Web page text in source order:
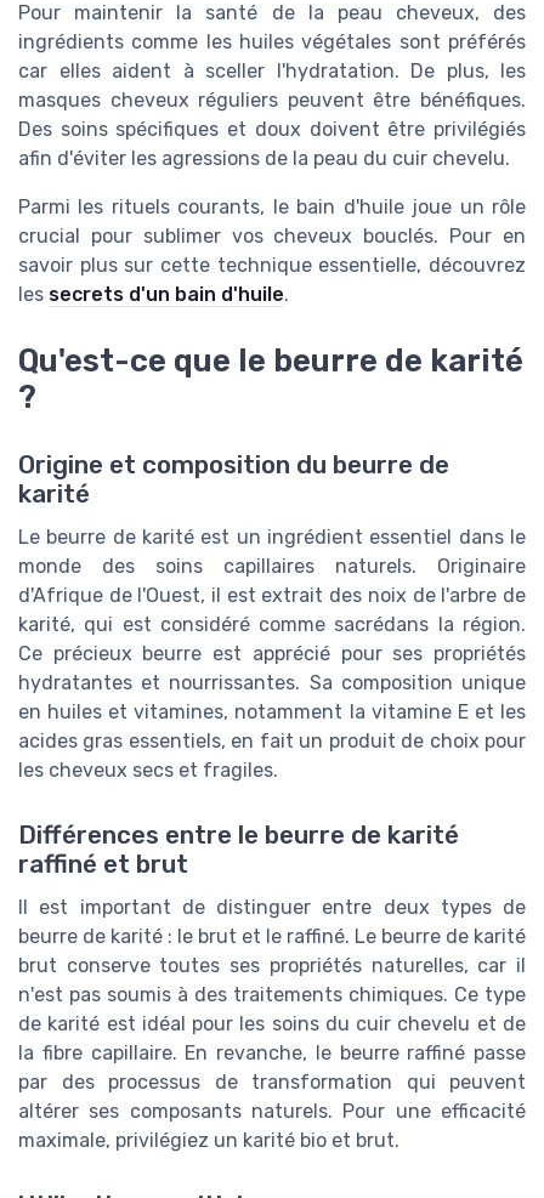
Pour maintenir la santé de la peau cheveux, des
ingrédients comme les huiles végétales sont préférés
car elles aident à sceller l'hydratation. De plus, les
masques cheveux réguliers peuvent être bénéfiques.
Des soins spécifiques et doux doivent être privilégiés
afin d'éviter les agressions de la peau du cuir chevelu.
Parmi les rituels courants, le bain d'huile joue un rôle
crucial pour sublimer vos cheveux bouclés. Pour en
savoir plus sur cette technique essentielle, découvrez
les secrets d'un bain d'huile.
Qu'est-ce que le beurre de karité
?
Origine et composition du beurre de
karité
Le beurre de karité est un ingrédient essentiel dans le
monde des soins capillaires naturels. Originaire
d'Afrique de l'Ouest, il est extrait des noix de l'arbre de
karité, qui est considéré comme sacrédans la région.
Ce précieux beurre est apprécié pour ses propriétés
hydratantes et nourrissantes. Sa composition unique
en huiles et vitamines, notamment la vitamine E et les
acides gras essentiels, en fait un produit de choix pour
les cheveux secs et fragiles.
Différences entre le beurre de karité
raffiné et brut
Il est important de distinguer entre deux types de
beurre de karité : le brut et le raffiné. Le beurre de karité
brut conserve toutes ses propriétés naturelles, car il
n'est pas soumis à des traitements chimiques. Ce type
de karité est idéal pour les soins du cuir chevelu et de
la fibre capillaire. En revanche, le beurre raffiné passe
par des processus de transformation qui peuvent
altérer ses composants naturels. Pour une efficacité
maximale, privilégiez un karité bio et brut.